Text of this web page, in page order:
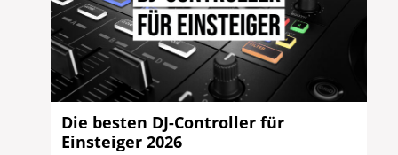
Die besten DJ-Controller für
Einsteiger 2026